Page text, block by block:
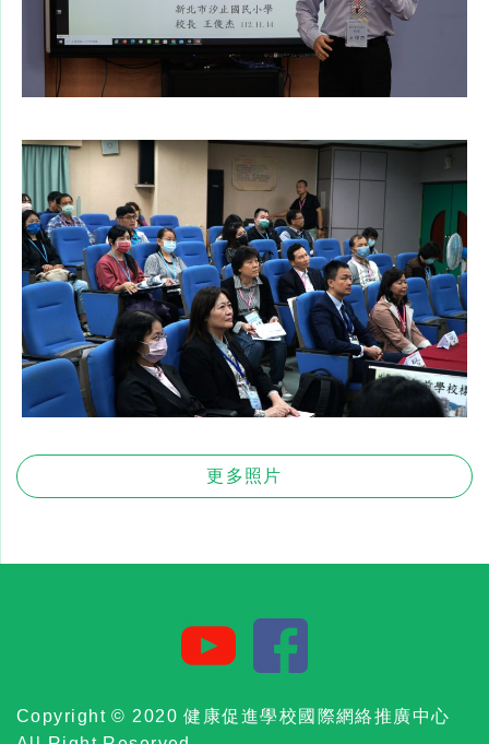
更多照片
Copyright © 2020 健康促進學校國際網絡推廣中心